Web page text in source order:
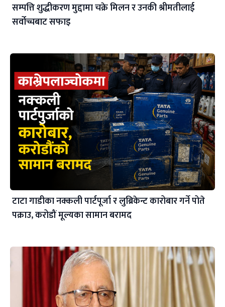
सम्पत्ति शुद्धीकरण मुद्दामा चक्रे मिलन र उनकी श्रीमतीलाई
सर्वोच्चबाट सफाइ
टाटा गाडीका नक्कली पार्टपूर्जा र लुब्रिकेन्ट कारोबार गर्ने पोते
पक्राउ, करोडौं मूल्यका सामान बरामद